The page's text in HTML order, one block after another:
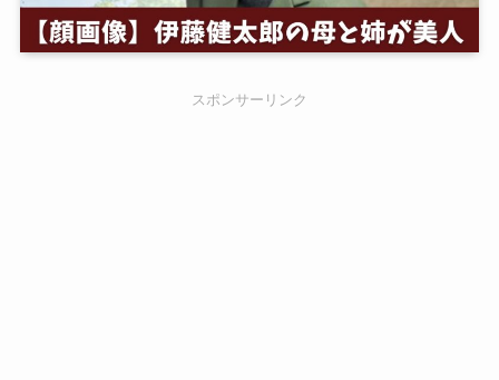
スポンサーリンク